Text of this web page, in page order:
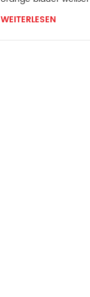
LED-Ring Momentan-
WEITERLESEN